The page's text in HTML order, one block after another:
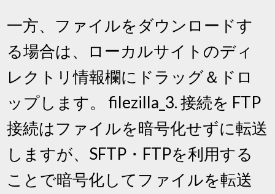
一方、ファイルをダウンロードす
る場合は、ローカルサイトのディ
レクトリ情報欄にドラッグ＆ドロ
ップします。 filezilla_3. 接続を FTP
接続はファイルを暗号化せずに転送
しますが、SFTP・FTPを利用する
ことで暗号化してファイルを転送